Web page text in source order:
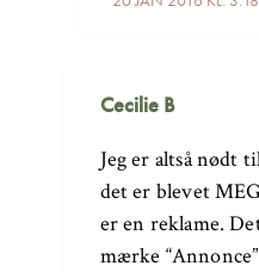
Cecilie B
Jeg er altså nødt
det er blevet
er en reklame.
mærke